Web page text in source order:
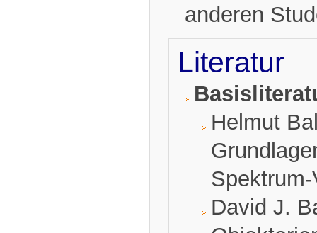
anderen
Literatur
Helmut
David J.